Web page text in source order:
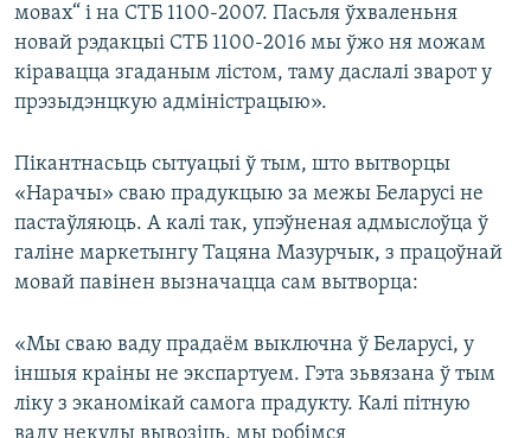
мовах“ і на СТБ 1100-2007. Пасьля ўхваленьня
новай рэдакцыі СТБ 1100-2016 мы ўжо ня можам
кіравацца згаданым лістом, таму даслалі зварот у
прэзыдэнцкую адміністрацыю».
Пікантнасьць сытуацыі ў тым, што вытворцы
«Нарачы» сваю прадукцыю за межы Беларусі не
пастаўляюць. А калі так, упэўненая адмыслоўца ў
галіне маркетынгу Тацяна Мазурчык, з працоўнай
мовай павінен вызначацца сам вытворца:
«Мы сваю ваду прадаём выключна ў Беларусі, у
іншыя краіны не экспартуем. Гэта зьвязана ў тым
ліку з эканомікай самога прадукту. Калі пітную